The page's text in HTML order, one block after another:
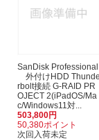
SanDisk Professional
外付けHDD Thunde
rbolt接続 G-RAID PR
OJECT 2(iPadOS/Ma
c/Windows11対...
503,800円
50,380ポイント
次回入荷未定